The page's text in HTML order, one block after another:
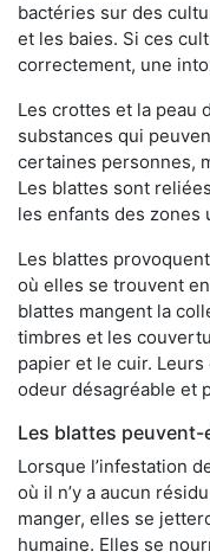
bactéries sur des
et les baies. Si ces
correctement, une
Les crottes et la peau
substances qui
certaines personnes,
Les blattes sont
les enfants des zones
Les blattes
où elles se trouvent
blattes mangent la
timbres et les
papier et le cuir.
odeur désagréable et
Les blattes peuvent-
Lorsque l’infestation
où il n’y a aucun
manger, elles se
humaine. Elles se